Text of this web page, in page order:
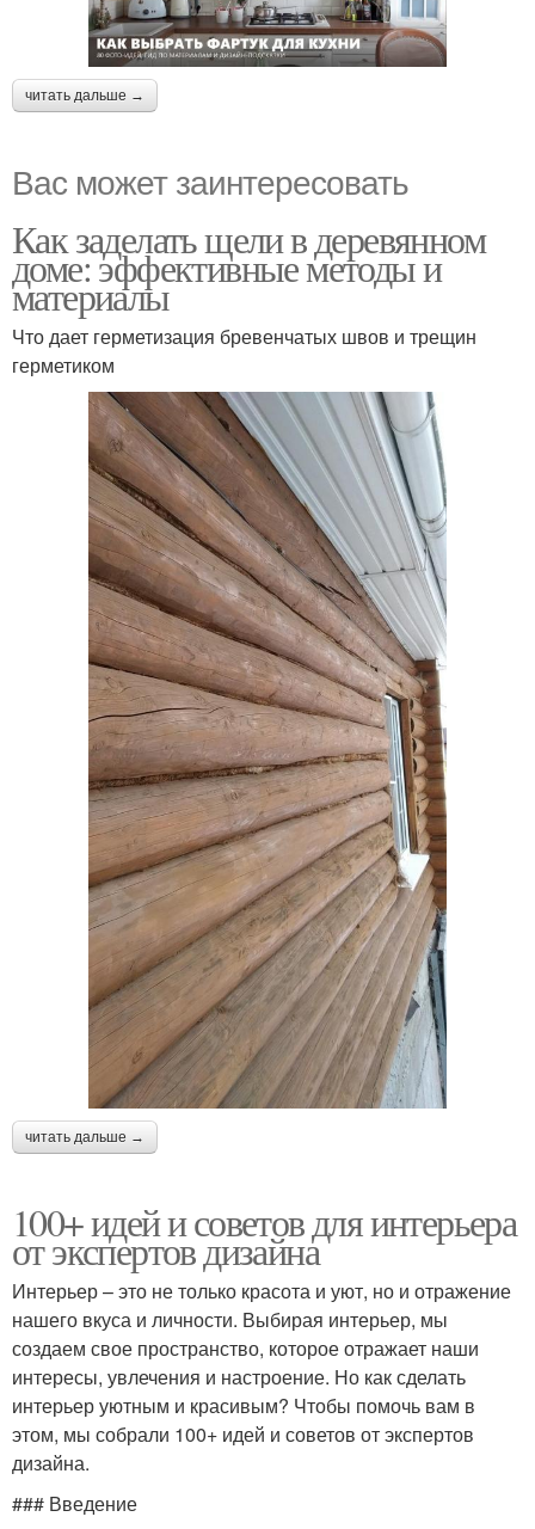
читать дальше →
Вас может заинтересовать
Как заделать щели в деревянном
доме: эффективные методы и
материалы
Что дает герметизация бревенчатых швов и трещин
герметиком
читать дальше →
100+ идей и советов для интерьера
от экспертов дизайна
Интерьер – это не только красота и уют, но и отражение
нашего вкуса и личности. Выбирая интерьер, мы
создаем свое пространство, которое отражает наши
интересы, увлечения и настроение. Но как сделать
интерьер уютным и красивым? Чтобы помочь вам в
этом, мы собрали 100+ идей и советов от экспертов
дизайна.
### Введение